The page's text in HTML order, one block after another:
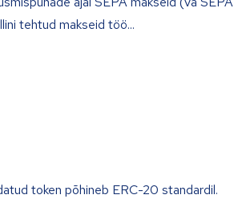
tehtud makseid töö
token põhineb ERC-20 standardil.